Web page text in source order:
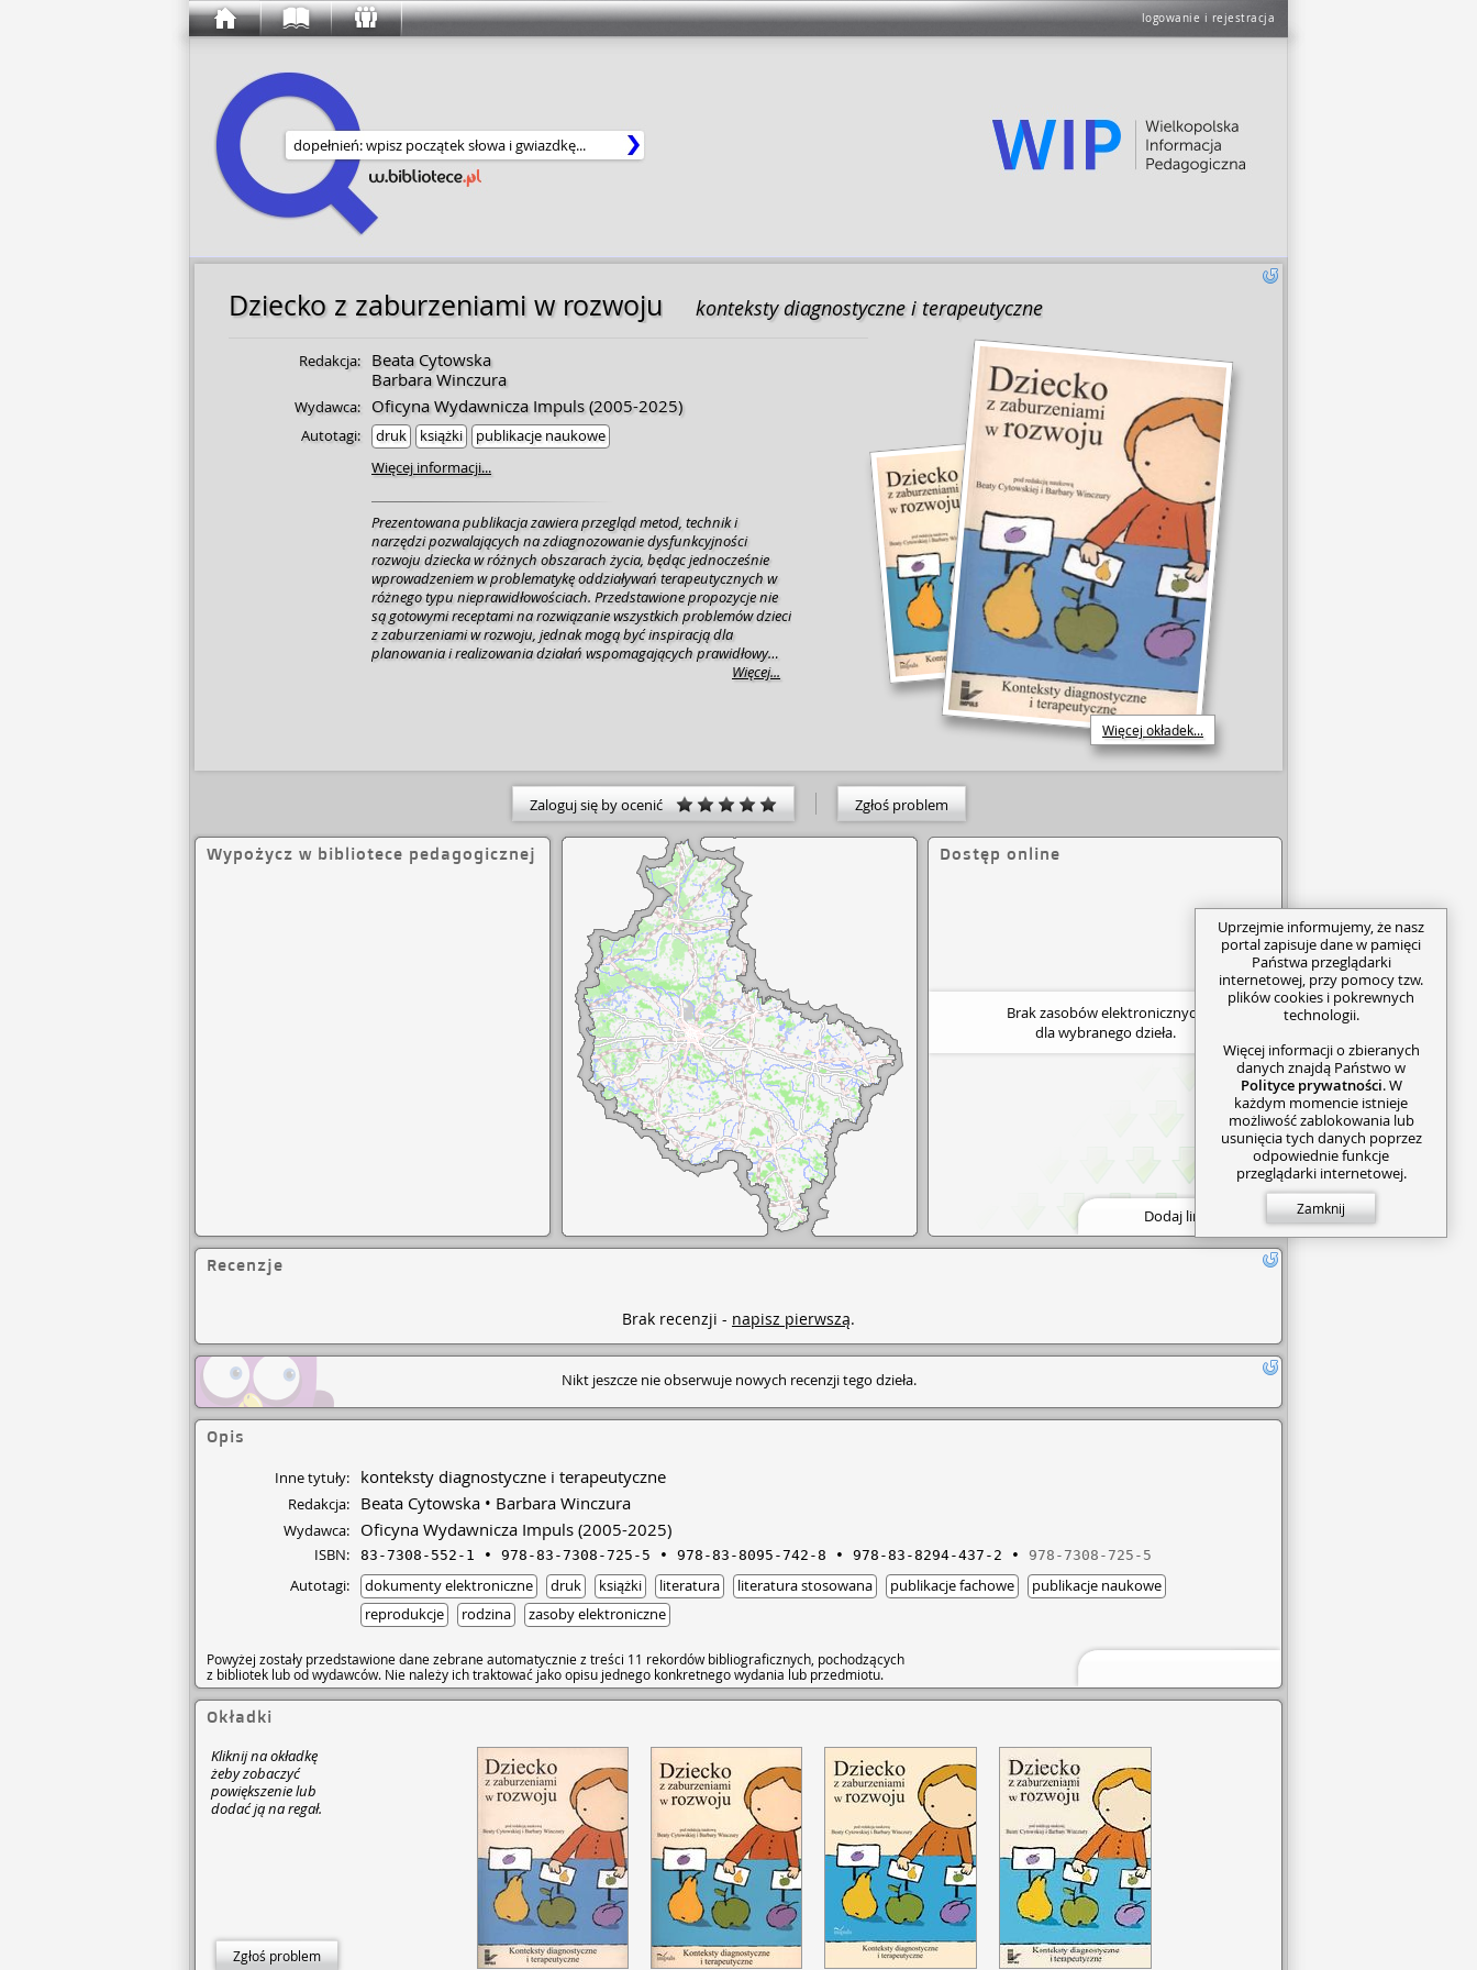
logowanie i rejestracja
Wyszukaj w serwisie
Dziecko z zaburzeniami w rozwoju konteksty diagnostyczne i terapeutyczne
Więcej okładek...
Redakcja:
Beata Cytowska
Barbara Winczura
Wydawca: Oficyna Wydawnicza Impuls (2005-2025)
Autotagi: druk książki
publikacje naukowe
Więcej informacji...
Prezentowana publikacja zawiera przegląd metod, technik i
narzędzi pozwalających na zdiagnozowanie dysfunkcyjności
rozwoju dziecka w różnych obszarach życia, będąc jednocześnie
wprowadzeniem w problematykę oddziaływań terapeutycznych w
różnego typu nieprawidłowościach. Przedstawione propozycje nie
są gotowymi receptami na rozwiązanie wszystkich problemów dzieci
z zaburzeniami w rozwoju, jednak mogą być inspiracją dla
planowania i realizowania działań wspomagających prawidłowy
Więcej...
Zaloguj się by ocenić Zgłoś problem
Wypożycz w bibliotece pedagogicznej Dostęp online
Brak zasobów elektronicznych
dla wybranego dzieła.
Dodaj link
Recenzje
Brak recenzji - napisz pierwszą.
Nikt jeszcze nie obserwuje nowych recenzji tego dzieła.
Opis
Inne tytuły: konteksty diagnostyczne i terapeutyczne
Redakcja: Beata Cytowska Barbara Winczura
Wydawca: Oficyna Wydawnicza Impuls (2005-2025)
ISBN: 83-7308-552-1 978-83-7308-725-5 978-83-8095-742-8 978-83-8294-437-2 978-7308-725-5
Autotagi: dokumenty elektroniczne druk książki literatura literatura stosowana publikacje fachowe
publikacje naukowe
reprodukcje
rodzina zasoby elektroniczne
Powyżej zostały przedstawione dane zebrane automatycznie z treści 11 rekordów bibliograficznych, pochodzących
z bibliotek lub od wydawców. Nie należy ich traktować jako opisu jednego konkretnego wydania lub przedmiotu.
Okładki
Kliknij na okładkę
żeby zobaczyć
powiększenie lub
dodać ją na regał.
Zgłoś problem
Uprzejmie informujemy, że nasz
portal zapisuje dane w pamięci
Państwa przeglądarki
internetowej, przy pomocy tzw.
plików cookies i pokrewnych
technologii.
Więcej informacji o zbieranych
danych znajdą Państwo w
Polityce prywatności. W
każdym momencie istnieje
możliwość zablokowania lub
usunięcia tych danych poprzez
odpowiednie funkcje
przeglądarki internetowej.
Zamknij